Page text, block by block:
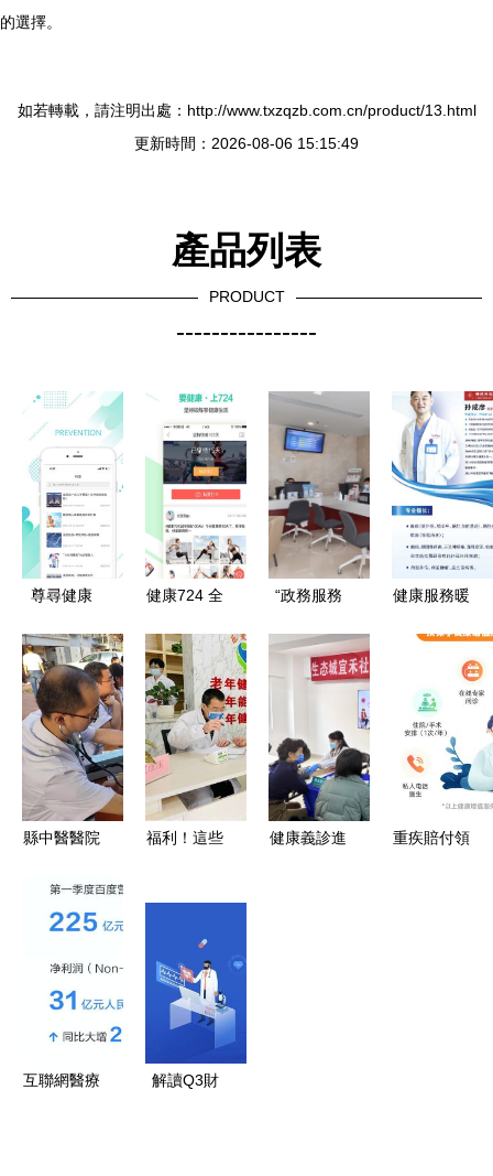
的選擇。
如若轉載，請注明出處：http://www.txzqzb.com.cn/product/13.html
更新時間：2026-08-06 15:15:49
產品列表
PRODUCT
----------------
尊尋健康
卓版下載指
南——專業
健康咨詢觸
手可及
健康724 全
管護專家
“政務服務
發展新動力
際港務區金
融服務專區
正式啟用，
健康咨詢服
健康服務暖
鎮欣悅居委
攜手上海壹
博醫院舉辦
家門口健康
咨詢活動預
告
縣中醫醫院
家”宣傳服
務活動普及
健康咨詢
福利！這些
康咨詢服務
健康義診進
重疾賠付領
互聯網醫療
解讀Q3財